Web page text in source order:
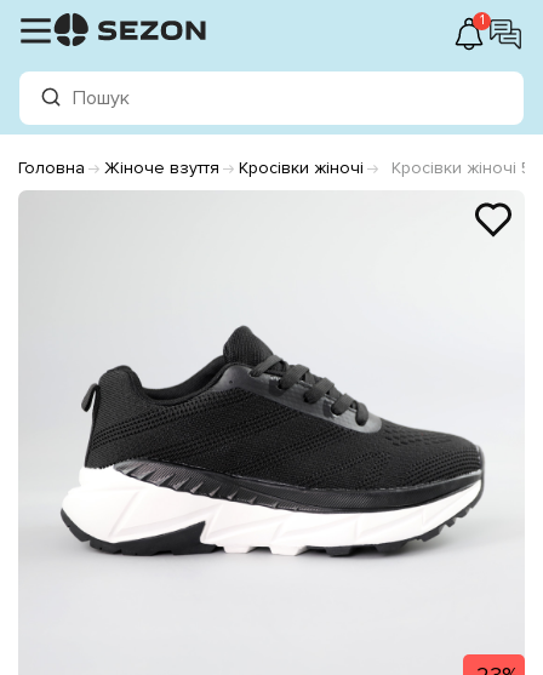
1
Головна Жіноче взуття Кросівки жіночі Кросівки жіночі